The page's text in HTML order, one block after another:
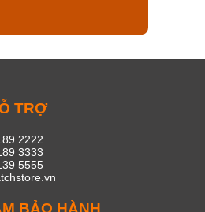
TRỢ
2222
3333
5555
BẢO HÀNH